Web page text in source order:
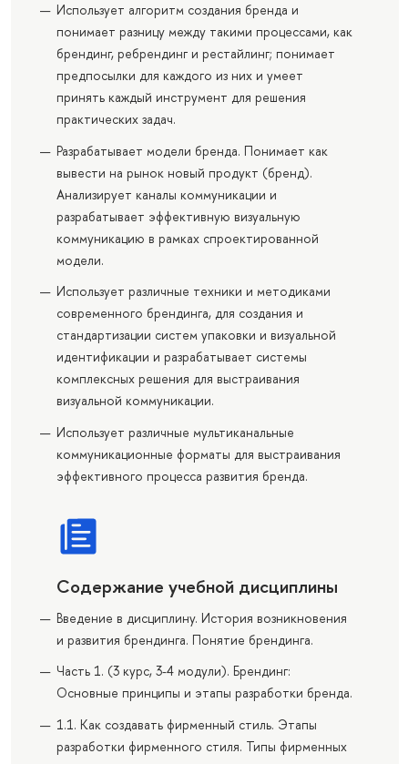
Использует алгоритм создания бренда и
понимает разницу между такими процессами, как
брендинг, ребрендинг и рестайлинг; понимает
предпосылки для каждого из них и умеет
принять каждый инструмент для решения
практических задач.
Разрабатывает модели бренда. Понимает как
вывести на рынок новый продукт (бренд).
Анализирует каналы коммуникации и
разрабатывает эффективную визуальную
коммуникацию в рамках спроектированной
модели.
Использует различные техники и методиками
современного брендинга, для создания и
стандартизации систем упаковки и визуальной
идентификации и разрабатывает системы
комплексных решения для выстраивания
визуальной коммуникации.
Использует различные мультиканальные
коммуникационные форматы для выстраивания
эффективного процесса развития бренда.
Содержание учебной дисциплины
Введение в дисциплину. История возникновения
и развития брендинга. Понятие брендинга.
Часть 1. (3 курс, 3-4 модули). Брендинг:
Основные принципы и этапы разработки бренда.
1.1. Как создавать фирменный стиль. Этапы
разработки фирменного стиля. Типы фирменных